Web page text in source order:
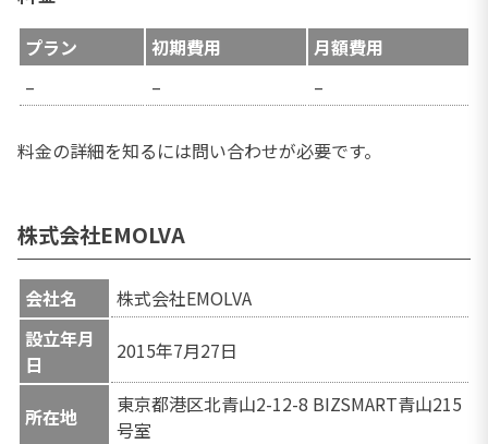
プラン 初期費用
月額費用
–
– –
料金の詳細を知るには問い合わせが必要です。
株式会社EMOLVA
会社名
株式会社EMOLVA
設立年月
日
2015年7月27日
所在地
東京都港区北青山2-12-8 BIZSMART青山215
号室